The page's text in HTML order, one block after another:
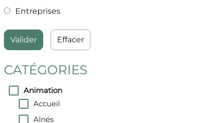
Entreprises
Effacer
CATÉGORIES
Animation
Accueil
Aînés